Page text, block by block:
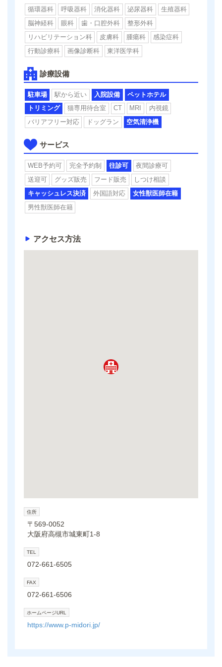
循環器科 呼吸器科 消化器科 泌尿器科
生殖器科
脳神経科
眼科 歯・口腔外科
整形外科
リハビリテーション科
皮膚科 腫瘍科
感染症科
行動診療科
画像診断科 東洋医学科
診療設備
駐車場 駅から近い 入院設備
ペットホテル
トリミング
猫専用待合室 CT MRI
内視鏡
バリアフリー対応
ドッグラン 空気清浄機
サービス
WEB予約可 完全予約制 往診可
夜間診療可
送迎可
グッズ販売 フード販売
しつけ相談
キャッシュレス決済
外国語対応
女性獣医師在籍
男性獣医師在籍
アクセス方法
住所
〒569-0052
大阪府高槻市城東町1-8
TEL
072-661-6505
FAX
072-661-6506
ホームページURL
https://www.p-midori.jp/